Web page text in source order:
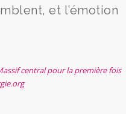
et l’émotion
central pour la première fois